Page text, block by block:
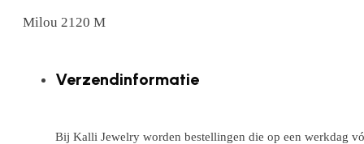
Milou 2120 M
Verzendinformatie
Bij Kalli Jewelry worden bestellingen die op een werkdag